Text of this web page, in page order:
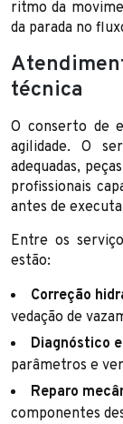
ritmo da
da parada no
técnica
O conserto de
agilidade. O
adequadas,
profissionais
antes de
Entre os
estão:
Correção
vedação de
Diagnóstico
parâmetros e
Reparo
componentes